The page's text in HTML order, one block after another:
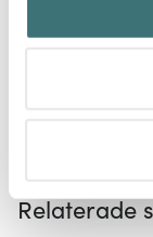
kan ha en
Identifiera
Ta reda på mer
Du kan ändra
Vi använder
Låt
Relaterade